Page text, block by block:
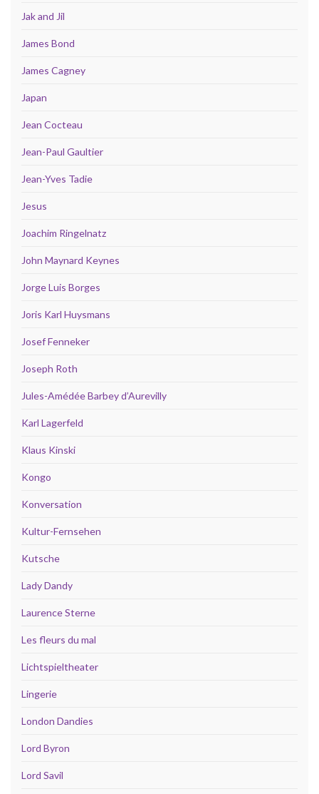
Jak and Jil
James Bond
James Cagney
Japan
Jean Cocteau
Jean-Paul Gaultier
Jean-Yves Tadie
Jesus
Joachim Ringelnatz
John Maynard Keynes
Jorge Luis Borges
Joris Karl Huysmans
Josef Fenneker
Joseph Roth
Jules-Amédée Barbey d’Aurevilly
Karl Lagerfeld
Klaus Kinski
Kongo
Konversation
Kultur-Fernsehen
Kutsche
Lady Dandy
Laurence Sterne
Les fleurs du mal
Lichtspieltheater
Lingerie
London Dandies
Lord Byron
Lord Savil